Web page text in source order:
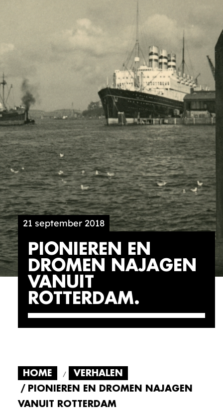
21 september 2018
PIONIEREN EN
DROMEN NAJAGEN
VANUIT
ROTTERDAM
HOME
VERHALEN
PIONIEREN EN DROMEN NAJAGEN
VANUIT ROTTERDAM